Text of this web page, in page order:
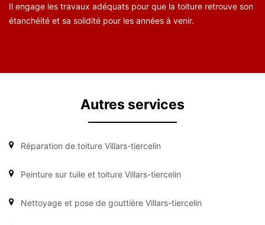
Il engage les travaux adéquats pour que la toiture retrouve son
étanchéité et sa solidité pour les années à venir.
Autres services
Réparation de toiture Villars-tiercelin
Peinture sur tuile et toiture Villars-tiercelin
Nettoyage et pose de gouttière Villars-tiercelin